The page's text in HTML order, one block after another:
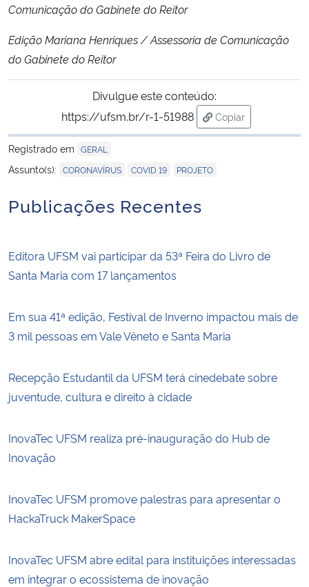
Comunicação do Gabinete do Reitor
Edição Mariana Henriques / Assessoria de Comunicação
do Gabinete do Reitor
Divulgue este conteúdo:
https://ufsm.br/r-1-51988
Copiar
para área de
Registrado em GERAL
Assunto(s): CORONAVÍRUS COVID 19 PROJETO
Publicações Recentes
Editora UFSM vai participar da 53ª Feira do Livro de
Santa Maria com 17 lançamentos
Em sua 41ª edição, Festival de Inverno impactou mais de
3 mil pessoas em Vale Vêneto e Santa Maria
Recepção Estudantil da UFSM terá cinedebate sobre
juventude, cultura e direito à cidade
InovaTec UFSM realiza pré-inauguração do Hub de
Inovação
InovaTec UFSM promove palestras para apresentar o
HackaTruck MakerSpace
InovaTec UFSM abre edital para instituições interessadas
em integrar o ecossistema de inovação